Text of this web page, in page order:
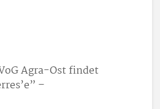
Agra-Ost findet
–